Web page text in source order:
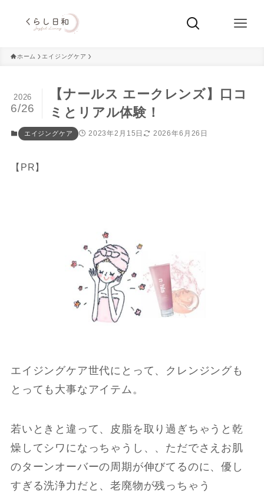
ホーム エイジングケア
【ナールス エークレンズ】口コ
ミとリアル体験！
2026
6/26
エイジングケア 2023年2月15日 2026年6月26日
【PR】
エイジングケア世代にとって、クレンジングも
とっても大事なアイテム。
若いときと違って、皮脂を取り過ぎちゃうと乾
燥してシワになっちゃうし、、ただでさえお肌
のターンオーバーの周期が伸びてるのに、優し
すぎる洗浄力だと、老廃物が残っちゃう